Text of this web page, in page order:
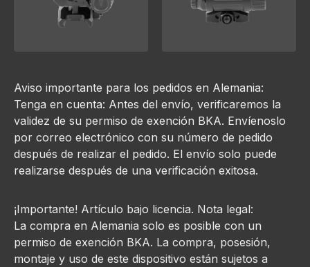
Aviso importante para los pedidos en Alemania:
Tenga en cuenta: Antes del envío, verificaremos la
validez de su permiso de exención BKA. Envíenoslo
por correo electrónico con su número de pedido
después de realizar el pedido. El envío solo puede
realizarse después de una verificación exitosa.
¡Importante! Artículo bajo licencia. Nota legal:
La compra en Alemania solo es posible con un
permiso de exención BKA. La compra, posesión,
montaje y uso de este dispositivo están sujetos a